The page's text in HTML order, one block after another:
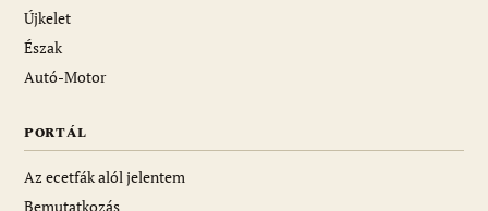
Újkelet
Észak
Autó-Motor
PORTÁL
Az ecetfák alól jelentem
Bemutatkozás